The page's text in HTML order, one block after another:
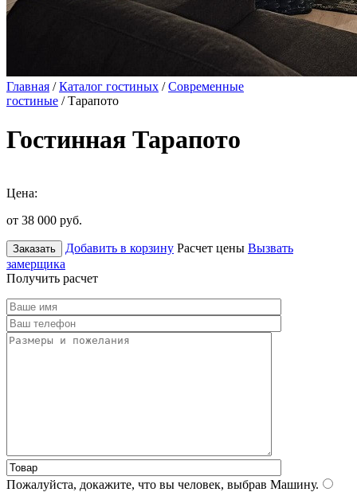
Главная /Каталог гостиных /Современные
гостиные / Тарапото
Гостинная Тарапото
Цена:
от 38 000 руб.
Заказать Добавить в корзину Расчет цены Вызвать
замерщика
Получить расчет
Пожалуйста, докажите, что вы человек, выбрав Машину.